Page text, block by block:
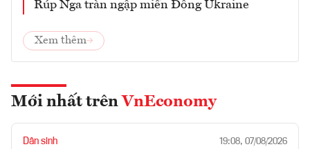
Rúp Nga tràn ngập miền Đông Ukraine
Xem thêm
Mới nhất trên VnEconomy
Dân sinh 19:08, 07/08/2026